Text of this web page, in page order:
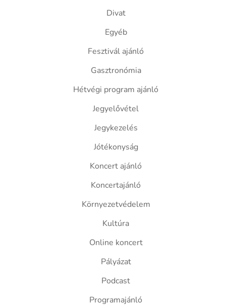
Divat
Egyéb
Fesztivál ajánló
Gasztronómia
Hétvégi program ajánló
Jegyelővétel
Jegykezelés
Jótékonyság
Koncert ajánló
Koncertajánló
Környezetvédelem
Kultúra
Online koncert
Pályázat
Podcast
Programajánló